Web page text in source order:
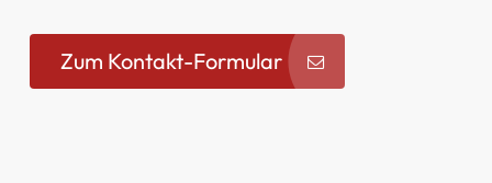
Zum Kontakt-Formular